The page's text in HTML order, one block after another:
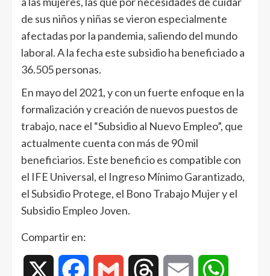
de sus niños y niñas se vieron especialmente
afectadas por la pandemia, saliendo del mundo
laboral. A la fecha este subsidio ha beneficiado a
36.505 personas.
En mayo del 2021, y con un fuerte enfoque en la
formalización y creación de nuevos puestos de
trabajo, nace el “Subsidio al Nuevo Empleo”, que
actualmente cuenta con más de 90 mil
beneficiarios. Este beneficio es compatible con
el IFE Universal, el Ingreso Mínimo Garantizado,
el Subsidio Protege, el Bono Trabajo Mujer y el
Subsidio Empleo Joven.
Compartir en:
Facebook Gmail Threads Email